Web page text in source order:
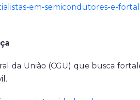
em-semicondutores-e-
da União (CGU) que busca